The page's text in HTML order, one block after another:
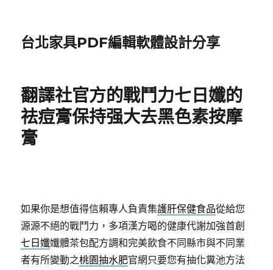
台北家具PDF編輯軟體設計分享
翻譯社官方的戰鬥力七日孅的
祛痘膏保持强大去黑色素按摩
膏
如果你是想值得信賴專人負責集護肝保健食品從給您
源源不絕的戰鬥力，多項漢方喝的健康代謝加強首創
七日孅孅體茶包配方調和完美飲食不同縣市與不同業
者有所變動之桃園抽水肥官網只要您有抽化糞池方法